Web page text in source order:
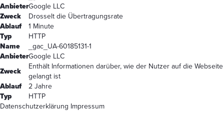
AnbieterGoogle LLC
Zweck
Drosselt die Übertragungsrate
Ablauf
1 Minute
Typ
HTTP
Name
_gac_UA-60185131-1
AnbieterGoogle LLC
Zweck
Enthält Informationen darüber, wie der Nutzer auf die Webseite
gelangt ist
Ablauf
2 Jahre
Typ
HTTP
Datenschutzerklärung Impressum